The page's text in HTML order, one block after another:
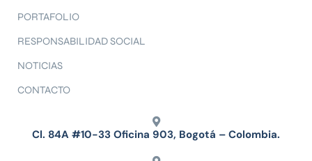
PORTAFOLIO
RESPONSABILIDAD SOCIAL
NOTICIAS
CONTACTO
Cl. 84A #10-33 Oficina 903, Bogotá – Colombia.